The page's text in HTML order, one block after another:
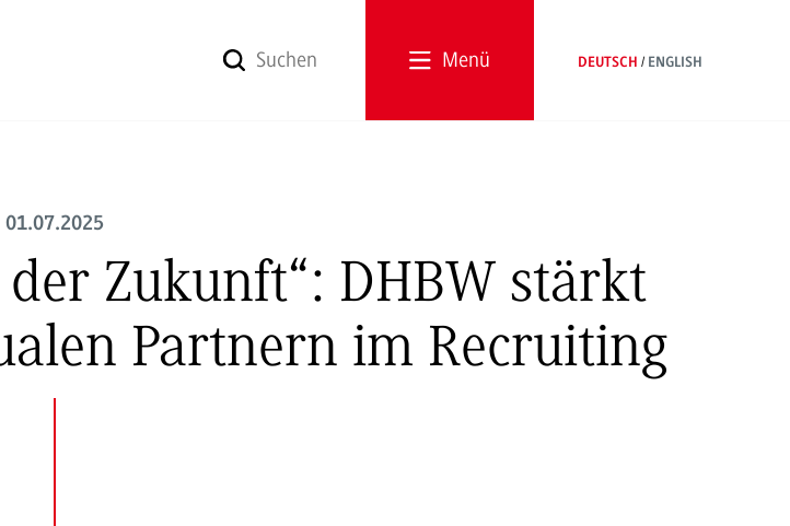
Menü DEUTSCH ENGLISH
01.07.2025
Zukunft“: DHBW stärkt
Partnern im Recruiting